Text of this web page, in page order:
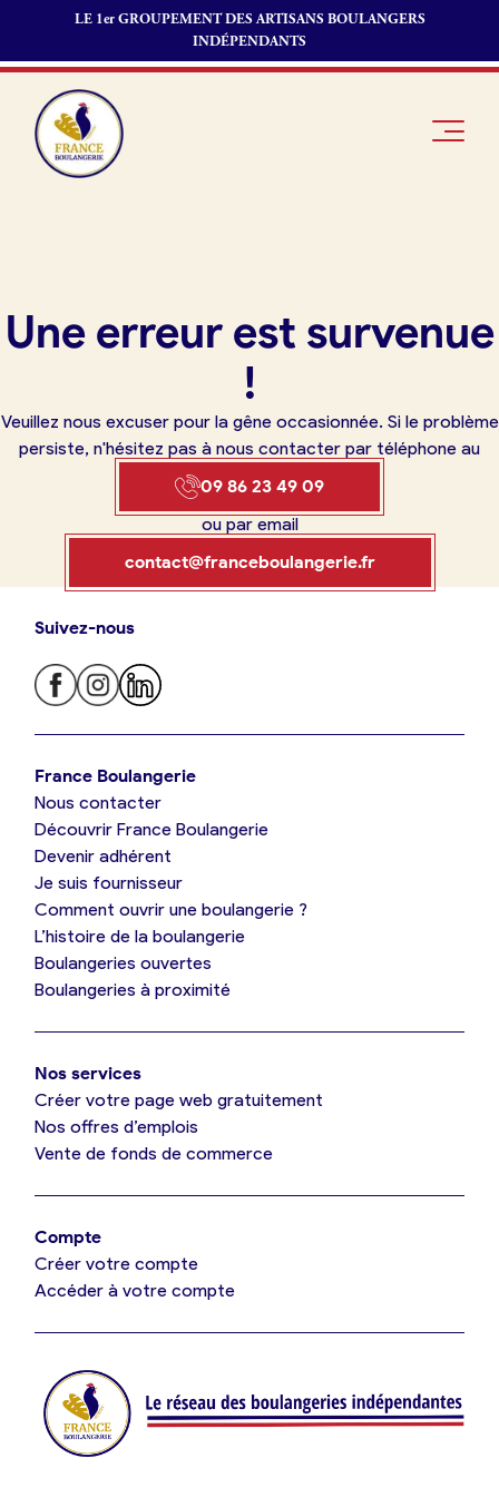
LE 1er GROUPEMENT DES ARTISANS BOULANGERS
INDÉPENDANTS
Je trouve ma boulangerie
Je suis boulanger
Je découvre France Boulangerie
Mes tarifs
Je référence ma boulangerie (gratuit)
Offres d’emploi
Je suis fournisseur
Je crée mon compte
boulanger
Boulangerie
Pourquoi
Je référence
ma
d’emploi
commerce
fournisseur
Une erreur est survenue
!
Veuillez nous excuser pour la gêne occasionnée. Si le problème
persiste, n'hésitez pas à nous contacter par téléphone au
09 86 23 49 09
09 86 23 49 09
Oui, appeler
Non, annuler
ou par email
contact@franceboulangerie.fr
Suivez-nous
France Boulangerie
Nous contacter
Découvrir France Boulangerie
Devenir adhérent
Je suis fournisseur
Comment ouvrir une boulangerie ?
L’histoire de la boulangerie
Boulangeries ouvertes
Boulangeries à proximité
Nos services
Créer votre page web gratuitement
Nos offres d’emplois
Vente de fonds de commerce
Compte
Créer votre compte
Accéder à votre compte